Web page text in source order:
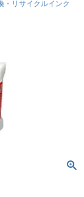
・リサイクルインク